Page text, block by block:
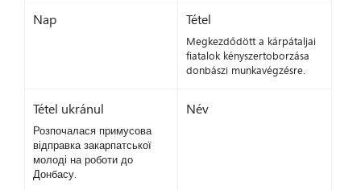
Nap Tétel
Megkezdődött a kárpátaljai
fiatalok kényszertoborzása
donbászi munkavégzésre.
Tétel ukránul
Розпочалася примусова
відправка закарпатської
молоді на роботи до
Донбасу.
Név